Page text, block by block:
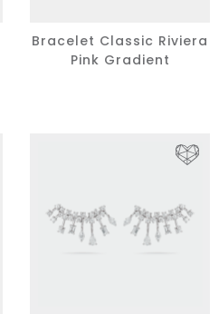
Bracelet Classic Riviera
Pink Gradient